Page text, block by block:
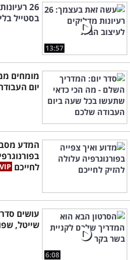
13:57
26
בסטייל
מומחים
יום
המדע
לחייכם
6:08
עושים
שייטל,